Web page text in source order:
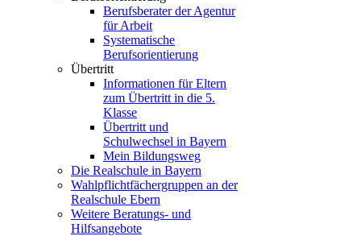
Berufsberater der Agentur
für Arbeit
Systematische
Berufsorientierung
Übertritt
Informationen für Eltern
zum Übertritt in die 5.
Klasse
Übertritt und
Schulwechsel in Bayern
Mein Bildungsweg
Die Realschule in Bayern
Wahlpflichtfächergruppen an der
Realschule Ebern
Weitere Beratungs- und
Hilfsangebote